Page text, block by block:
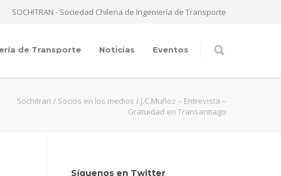
SOCHITRAN - Sociedad Chilena de Ingeniería de Transporte
de Transporte Noticias Eventos
Sochitran / Socios en los medios / J.C.Muñoz – Entrevista –
Gratuidad en Transantiago
Síguenos en Twitter